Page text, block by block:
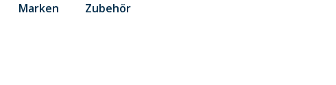
Marken Zubehör